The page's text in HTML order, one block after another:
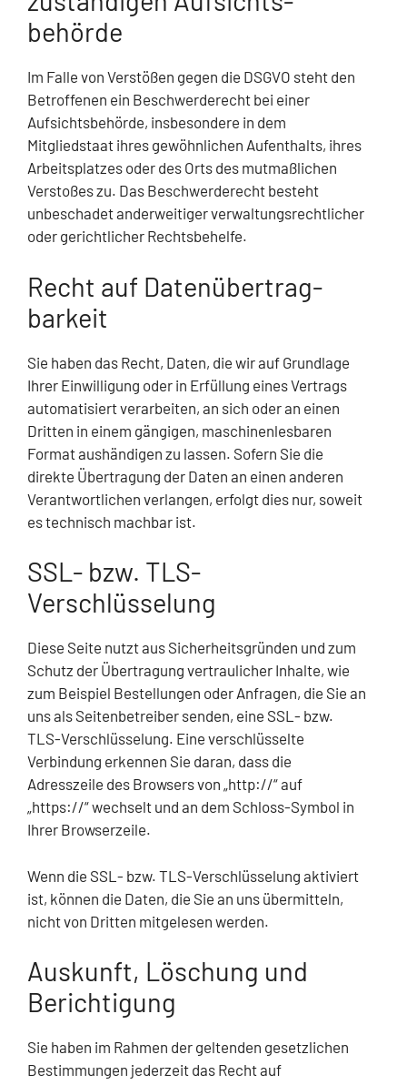
behörde
Im Falle von Verstößen gegen die DSGVO steht den
Betroffenen ein Beschwerderecht bei einer
Aufsichtsbehörde, insbesondere in dem
Mitgliedstaat ihres gewöhnlichen Aufenthalts, ihres
Arbeitsplatzes oder des Orts des mutmaßlichen
Verstoßes zu. Das Beschwerderecht besteht
unbeschadet anderweitiger verwaltungsrechtlicher
oder gerichtlicher Rechtsbehelfe.
Recht auf Daten­übertrag­
barkeit
Sie haben das Recht, Daten, die wir auf Grundlage
Ihrer Einwilligung oder in Erfüllung eines Vertrags
automatisiert verarbeiten, an sich oder an einen
Dritten in einem gängigen, maschinenlesbaren
Format aushändigen zu lassen. Sofern Sie die
direkte Übertragung der Daten an einen anderen
Verantwortlichen verlangen, erfolgt dies nur, soweit
es technisch machbar ist.
SSL- bzw. TLS-
Verschlüsselung
Diese Seite nutzt aus Sicherheitsgründen und zum
Schutz der Übertragung vertraulicher Inhalte, wie
zum Beispiel Bestellungen oder Anfragen, die Sie an
uns als Seitenbetreiber senden, eine SSL- bzw.
TLS-Verschlüsselung. Eine verschlüsselte
Verbindung erkennen Sie daran, dass die
Adresszeile des Browsers von „http://“ auf
„https://“ wechselt und an dem Schloss-Symbol in
Ihrer Browserzeile.
Wenn die SSL- bzw. TLS-Verschlüsselung aktiviert
ist, können die Daten, die Sie an uns übermitteln,
nicht von Dritten mitgelesen werden.
Auskunft, Löschung und
Berichtigung
Sie haben im Rahmen der geltenden gesetzlichen
Bestimmungen jederzeit das Recht auf